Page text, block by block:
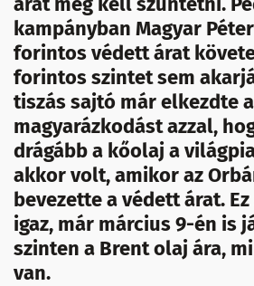
kampányban Magyar
forintos védett árat
forintos szintet sem
tiszás sajtó már elkezdte a
magyarázkodást azzal,
drágább a kőolaj a
akkor volt, amikor az
bevezette a védett árat.
igaz, már március 9-én is
szinten a Brent olaj ára,
van.